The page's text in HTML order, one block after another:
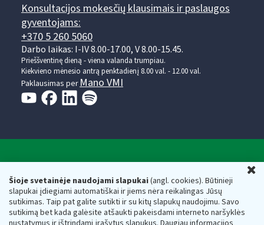
Šioje svetainėje naudojami slapukai(angl. cookies). Būtinieji
slapukai įdiegiami automatiškai ir jiems nėra reikalingas Jūsų
sutikimas. Taip pat galite sutikti ir su kitų slapukų naudojimu. Savo
sutikimą bet kada galėsite atšaukti pakeisdami interneto naršyklės
Konsultacijos mokesčių klausimais ir paslaugos
gyventojams:
+370 5 260 5060
Darbo laikas: I-IV 8.00-17.00, V 8.00-15.45.
Prieššventinę dieną - viena valanda trumpiau.
Kiekvieno mėnesio antrą penktadienį 8.00 val. - 12.00 val.
Paklausimas per Mano VMI
Respublikos finansų ministerijos
Biudžetinė įstaiga. Juridinio asmens kodas — 188659752,
adresas: Vasario 16-osios g. 14, 01107 Vilnius, Lietuva, el.paštas:
vmi@vmi.lt, E. pristatymo dėžutės adresas 188659752